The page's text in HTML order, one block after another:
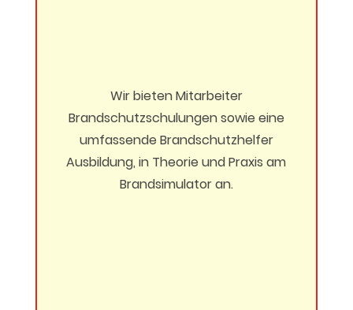
Wir bieten Mitarbeiter
Brandschutzschulungen sowie eine
umfassende Brandschutzhelfer
Ausbildung, in Theorie und Praxis am
Brandsimulator an.